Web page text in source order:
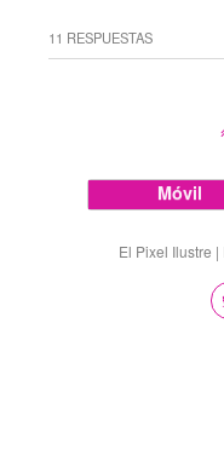
11 RESPUESTAS
Móvil
El Pixel Ilustre